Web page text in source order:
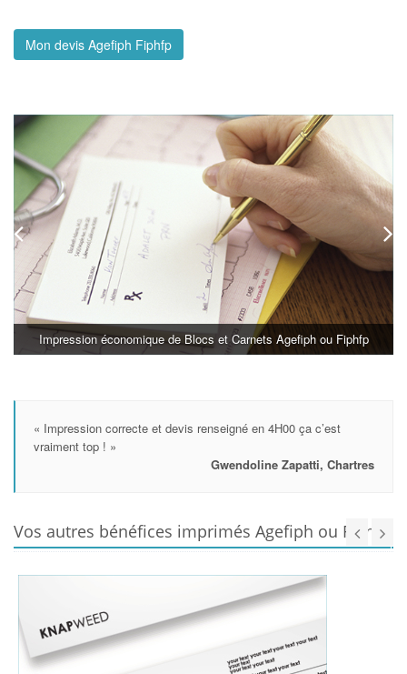
Mon devis Agefiph Fiphfp
Impression économique de Blocs et Carnets Agefiph ou Fiphfp
« Impression correcte et devis renseigné en 4H00 ça c’est
vraiment top ! »
Gwendoline Zapatti, Chartres
Vos autres bénéfices imprimés Agefiph ou Fiphfp